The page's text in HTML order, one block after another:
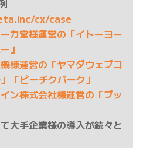
cx/case
カ堂様運営の「イトーヨー
」
様運営の「ヤマダウェブコ
「ピーチクパーク」
ン株式会社様運営の「ブッ
大手企業様の導入が続々と